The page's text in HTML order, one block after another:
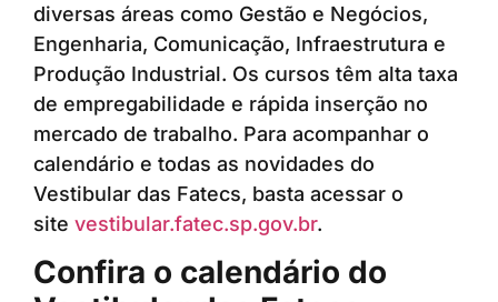
diversas áreas como Gestão e Negócios,
Engenharia, Comunicação, Infraestrutura e
Produção Industrial. Os cursos têm alta taxa
de empregabilidade e rápida inserção no
mercado de trabalho. Para acompanhar o
calendário e todas as novidades do
Vestibular das Fatecs, basta acessar o
site vestibular.fatec.sp.gov.br.
Confira o calendário do